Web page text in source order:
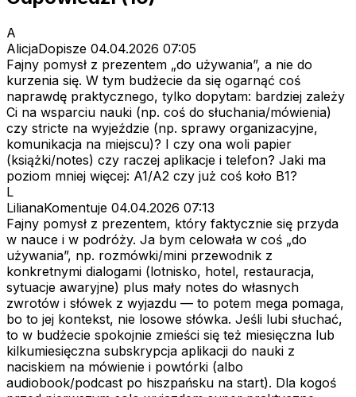
A
AlicjaDopisze 04.04.2026 07:05
Fajny pomysł z prezentem „do używania”, a nie do
kurzenia się. W tym budżecie da się ogarnąć coś
naprawdę praktycznego, tylko dopytam: bardziej zależy
Ci na wsparciu nauki (np. coś do słuchania/mówienia)
czy stricte na wyjeździe (np. sprawy organizacyjne,
komunikacja na miejscu)? I czy ona woli papier
(książki/notes) czy raczej aplikacje i telefon? Jaki ma
poziom mniej więcej: A1/A2 czy już coś koło B1?
L
LilianaKomentuje 04.04.2026 07:13
Fajny pomysł z prezentem, który faktycznie się przyda
w nauce i w podróży. Ja bym celowała w coś „do
używania”, np. rozmówki/mini przewodnik z
konkretnymi dialogami (lotnisko, hotel, restauracja,
sytuacje awaryjne) plus mały notes do własnych
zwrotów i słówek z wyjazdu — to potem mega pomaga,
bo to jej kontekst, nie losowe słówka. Jeśli lubi słuchać,
to w budżecie spokojnie zmieści się też miesięczna lub
kilkumiesięczna subskrypcja aplikacji do nauki z
naciskiem na mówienie i powtórki (albo
audiobook/podcast po hiszpańsku na start). Dla kogoś